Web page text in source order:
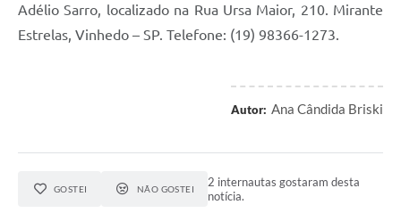
Adélio Sarro, localizado na Rua Ursa Maior, 210. Mirante
Estrelas, Vinhedo – SP. Telefone: (19) 98366-1273.
Autor: Ana Cândida Briski
GOSTEI NÃO GOSTEI
2 internautas gostaram desta
notícia.